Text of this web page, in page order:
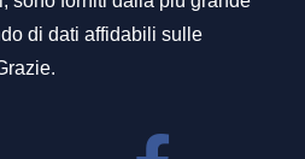
di dati affidabili sulle